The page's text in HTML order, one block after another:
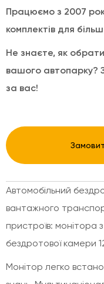
Працюємо з 2007
комплектів для більш
Не знаєте, як
вашого автопарку?
за вас!
Автомобільний
вантажного
пристроїв: монітора
бездротової камери
Монітор легко